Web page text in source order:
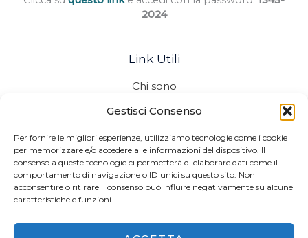
Gestisci Consenso
Per fornire le migliori esperienze, utilizziamo tecnologie come i cookie
per memorizzare e/o accedere alle informazioni del dispositivo. Il
consenso a queste tecnologie ci permetterà di elaborare dati come il
comportamento di navigazione o ID unici su questo sito. Non
acconsentire o ritirare il consenso può influire negativamente su alcune
caratteristiche e funzioni.
2024
Link Utili
Chi sono
Cookie Policy (UE)
Copyright © 2026 Camminare in Belgio